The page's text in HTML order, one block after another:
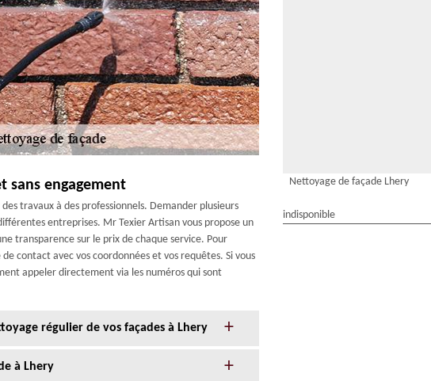
sans engagement
travaux à des professionnels. Demander plusieurs
entreprises. Mr Texier Artisan vous propose un
transparence sur le prix de chaque service. Pour
contact avec vos coordonnées et vos requêtes. Si vous
appeler directement via les numéros qui sont
régulier de vos façades à Lhery
à Lhery
Nettoyage de façade Lhery
indisponible